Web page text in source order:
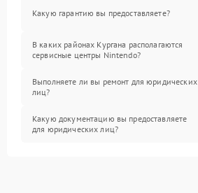
Какую гарантию вы предоставляете?
В каких районах Кургана располагаются
сервисные центры Nintendo?
Выполняете ли вы ремонт для юридических
лиц?
Какую документацию вы предоставляете
для юридических лиц?